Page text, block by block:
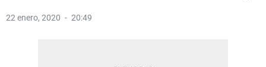
22 enero, 2020 20:49